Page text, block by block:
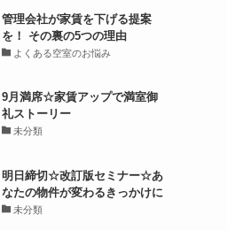
管理会社が家賃を下げる提案
を！ その裏の5つの理由
よくある空室のお悩み
9月満席☆家賃アップで満室御
礼ストーリー
未分類
明日締切☆改訂版セミナー☆あ
なたの物件が変わるきっかけに
未分類